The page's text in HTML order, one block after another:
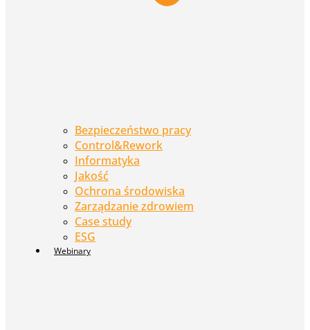
Bezpieczeństwo pracy
Control&Rework
Informatyka
Jakość
Ochrona środowiska
Zarządzanie zdrowiem
Case study
ESG
Webinary